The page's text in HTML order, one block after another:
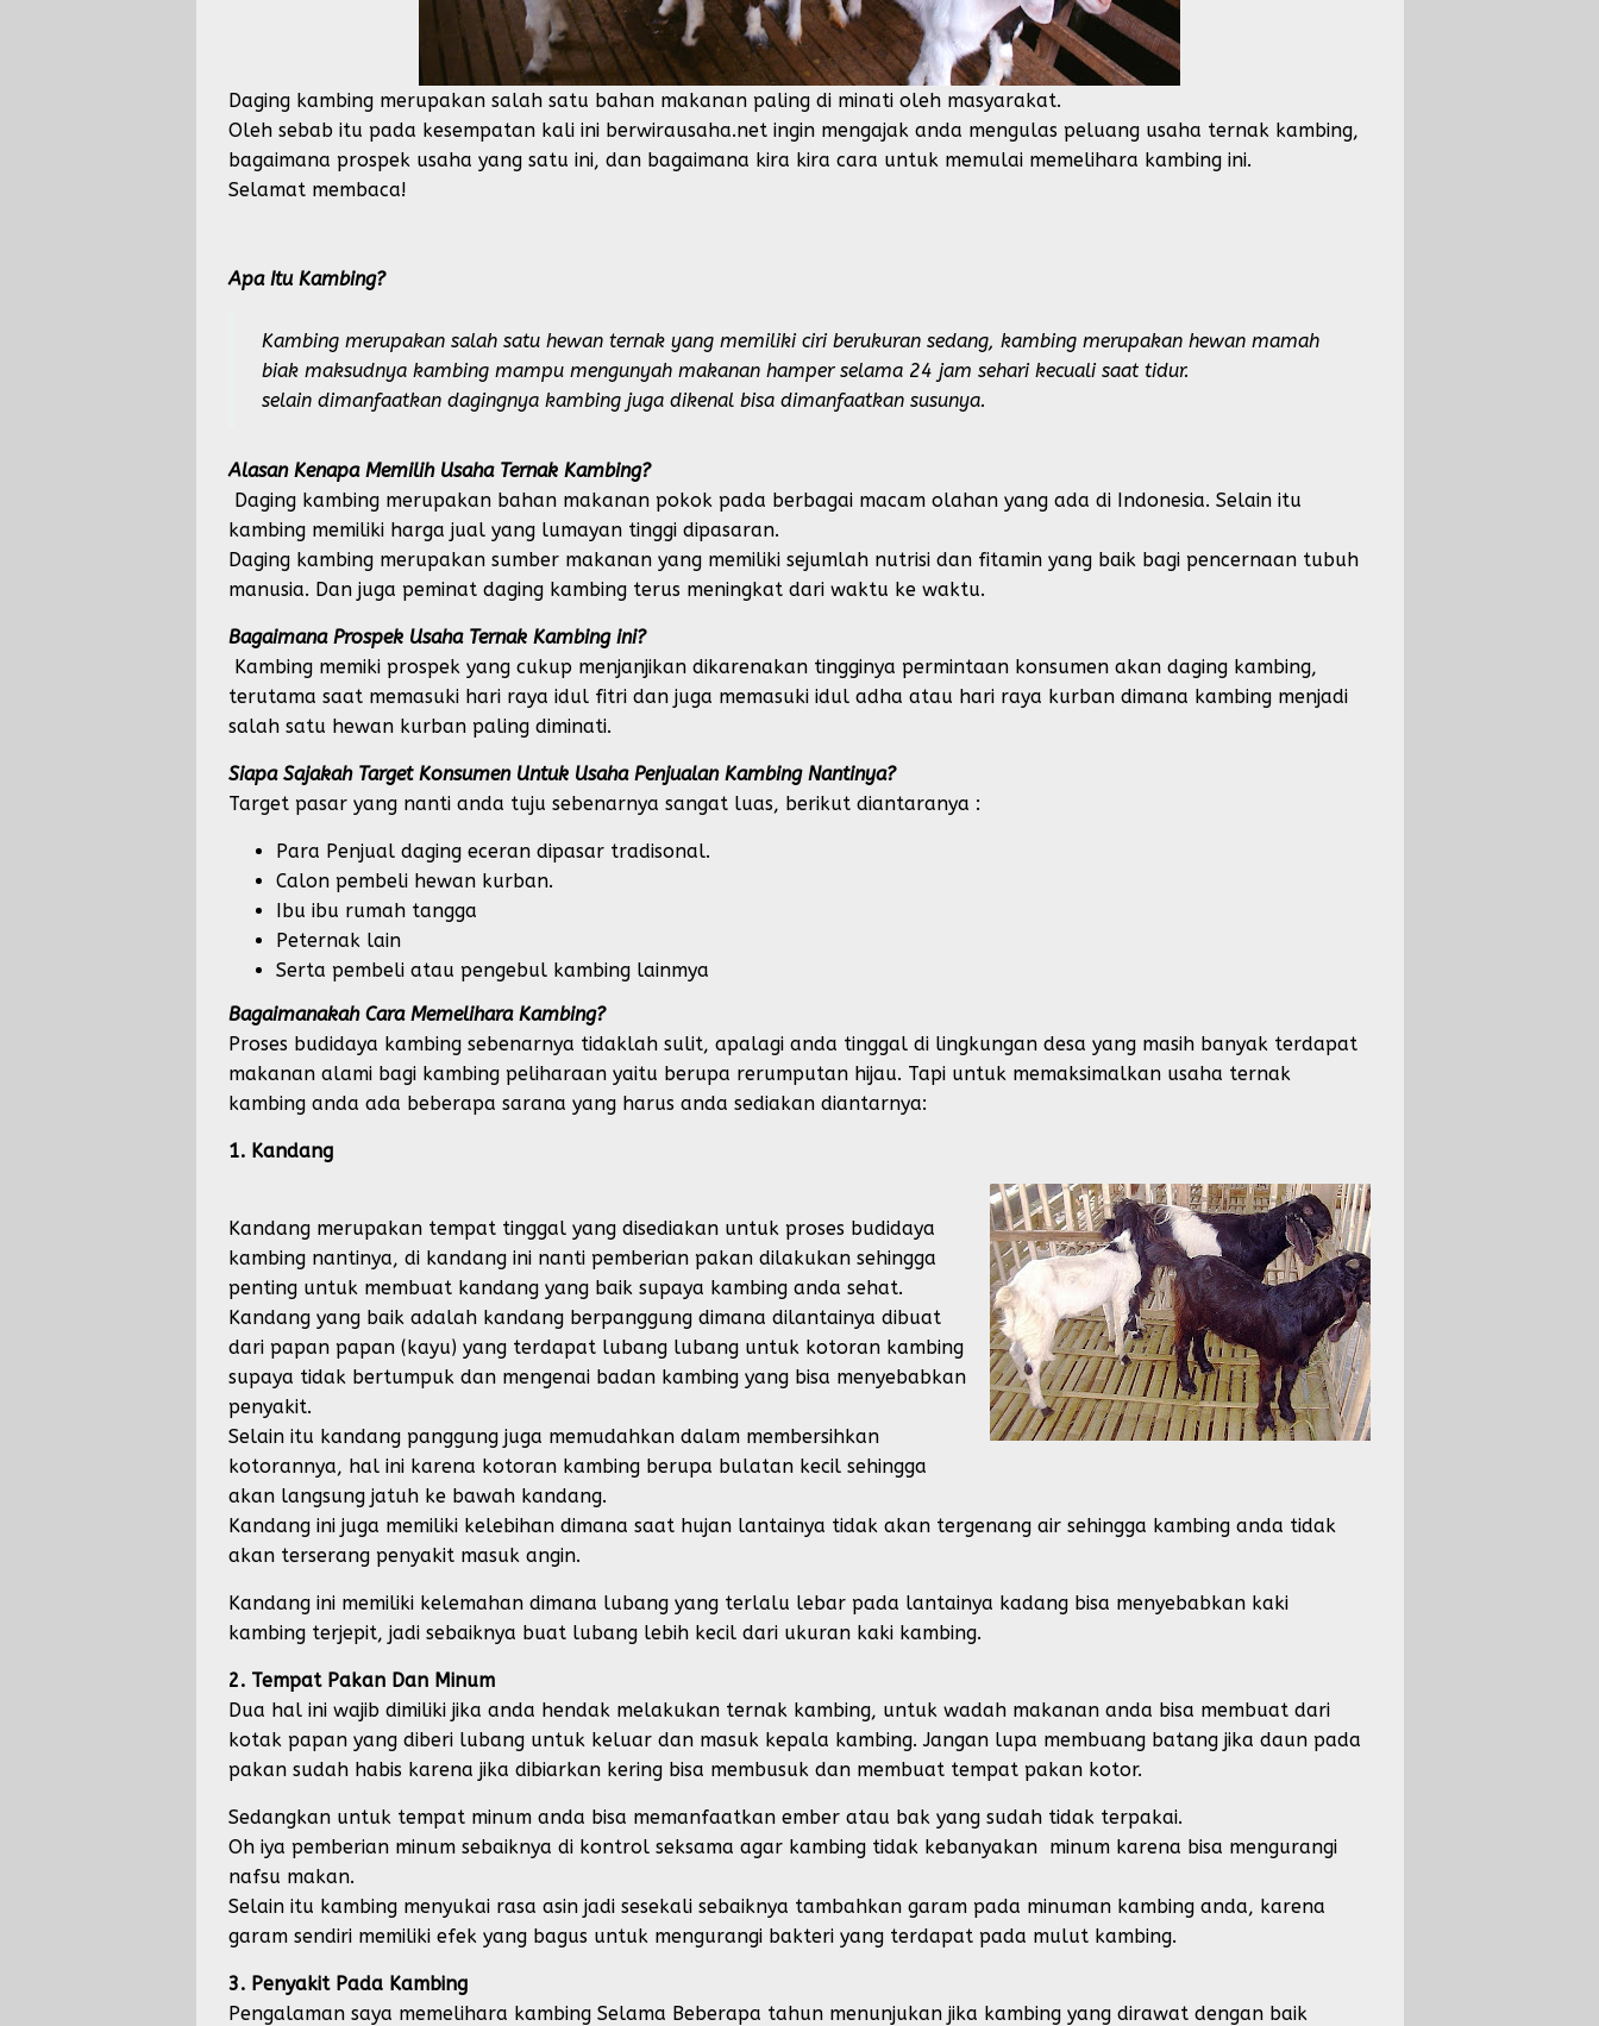
Daging kambing merupakan salah satu bahan makanan paling di minati oleh masyarakat.
Oleh sebab itu pada kesempatan kali ini berwirausaha.net ingin mengajak anda mengulas peluang usaha ternak kambing,
bagaimana prospek usaha yang satu ini, dan bagaimana kira kira cara untuk memulai memelihara kambing ini.
Selamat membaca!
Apa Itu Kambing?
Kambing merupakan salah satu hewan ternak yang memiliki ciri berukuran sedang, kambing merupakan hewan mamah
biak maksudnya kambing mampu mengunyah makanan hamper selama 24 jam sehari kecuali saat tidur.
selain dimanfaatkan dagingnya kambing juga dikenal bisa dimanfaatkan susunya.
Alasan Kenapa Memilih Usaha Ternak Kambing?
Daging kambing merupakan bahan makanan pokok pada berbagai macam olahan yang ada di Indonesia. Selain itu
kambing memiliki harga jual yang lumayan tinggi dipasaran.
Daging kambing merupakan sumber makanan yang memiliki sejumlah nutrisi dan fitamin yang baik bagi pencernaan tubuh
manusia. Dan juga peminat daging kambing terus meningkat dari waktu ke waktu.
Bagaimana Prospek Usaha Ternak Kambing ini?
Kambing memiki prospek yang cukup menjanjikan dikarenakan tingginya permintaan konsumen akan daging kambing,
terutama saat memasuki hari raya idul fitri dan juga memasuki idul adha atau hari raya kurban dimana kambing menjadi
salah satu hewan kurban paling diminati.
Siapa Sajakah Target Konsumen Untuk Usaha Penjualan Kambing Nantinya?
Target pasar yang nanti anda tuju sebenarnya sangat luas, berikut diantaranya :
Para Penjual daging eceran dipasar tradisonal.
Calon pembeli hewan kurban.
Ibu ibu rumah tangga
Peternak lain
Serta pembeli atau pengebul kambing lainmya
Bagaimanakah Cara Memelihara Kambing?
Proses budidaya kambing sebenarnya tidaklah sulit, apalagi anda tinggal di lingkungan desa yang masih banyak terdapat
makanan alami bagi kambing peliharaan yaitu berupa rerumputan hijau. Tapi untuk memaksimalkan usaha ternak
kambing anda ada beberapa sarana yang harus anda sediakan diantarnya:
1. Kandang
Kandang merupakan tempat tinggal yang disediakan untuk proses budidaya
kambing nantinya, di kandang ini nanti pemberian pakan dilakukan sehingga
penting untuk membuat kandang yang baik supaya kambing anda sehat.
Kandang yang baik adalah kandang berpanggung dimana dilantainya dibuat
dari papan papan (kayu) yang terdapat lubang lubang untuk kotoran kambing
supaya tidak bertumpuk dan mengenai badan kambing yang bisa menyebabkan
penyakit.
Selain itu kandang panggung juga memudahkan dalam membersihkan
kotorannya, hal ini karena kotoran kambing berupa bulatan kecil sehingga
akan langsung jatuh ke bawah kandang.
Kandang ini juga memiliki kelebihan dimana saat hujan lantainya tidak akan tergenang air sehingga kambing anda tidak
akan terserang penyakit masuk angin.
Kandang ini memiliki kelemahan dimana lubang yang terlalu lebar pada lantainya kadang bisa menyebabkan kaki
kambing terjepit, jadi sebaiknya buat lubang lebih kecil dari ukuran kaki kambing.
2. Tempat Pakan Dan Minum
Dua hal ini wajib dimiliki jika anda hendak melakukan ternak kambing, untuk wadah makanan anda bisa membuat dari
kotak papan yang diberi lubang untuk keluar dan masuk kepala kambing. Jangan lupa membuang batang jika daun pada
pakan sudah habis karena jika dibiarkan kering bisa membusuk dan membuat tempat pakan kotor.
Sedangkan untuk tempat minum anda bisa memanfaatkan ember atau bak yang sudah tidak terpakai.
Oh iya pemberian minum sebaiknya di kontrol seksama agar kambing tidak kebanyakan minum karena bisa mengurangi
nafsu makan.
Selain itu kambing menyukai rasa asin jadi sesekali sebaiknya tambahkan garam pada minuman kambing anda, karena
garam sendiri memiliki efek yang bagus untuk mengurangi bakteri yang terdapat pada mulut kambing.
3. Penyakit Pada Kambing
Pengalaman saya memelihara kambing Selama Beberapa tahun menunjukan jika kambing yang dirawat dengan baik